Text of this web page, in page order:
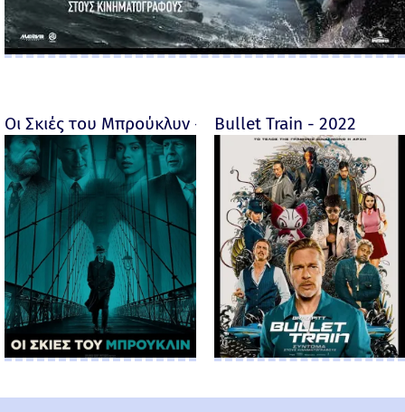
Οι Σκιές του Μπρούκλυν - Motherless Brooklyn -
Bullet Train - 2022